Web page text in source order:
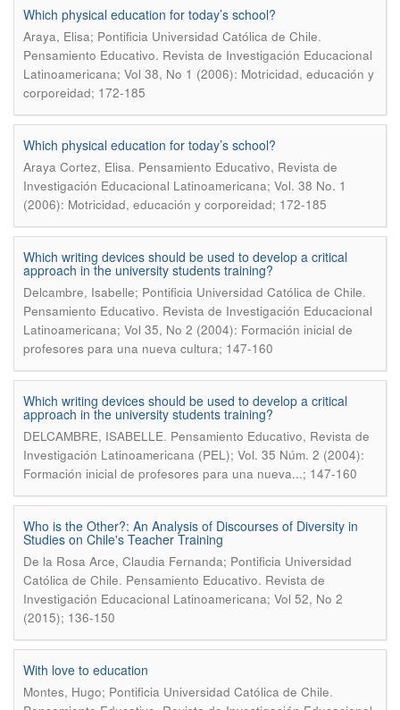
Which physical education for today’s school?
Araya, Elisa; Pontificia Universidad Católica de Chile.
Pensamiento Educativo. Revista de Investigación Educacional
Latinoamericana; Vol 38, No 1 (2006): Motricidad, educación y
corporeidad; 172-185
Which physical education for today’s school?
Araya Cortez, Elisa. Pensamiento Educativo, Revista de
Investigación Educacional Latinoamericana; Vol. 38 No. 1
(2006): Motricidad, educación y corporeidad; 172-185
Which writing devices should be used to develop a critical
approach in the university students training?
Delcambre, Isabelle; Pontificia Universidad Católica de Chile.
Pensamiento Educativo. Revista de Investigación Educacional
Latinoamericana; Vol 35, No 2 (2004): Formación inicial de
profesores para una nueva cultura; 147-160
Which writing devices should be used to develop a critical
approach in the university students training?
DELCAMBRE, ISABELLE. Pensamiento Educativo, Revista de
Investigación Latinoamericana (PEL); Vol. 35 Núm. 2 (2004):
Formación inicial de profesores para una nueva...; 147-160
Who is the Other?: An Analysis of Discourses of Diversity in
Studies on Chile's Teacher Training
De la Rosa Arce, Claudia Fernanda; Pontificia Universidad
Católica de Chile. Pensamiento Educativo. Revista de
Investigación Educacional Latinoamericana; Vol 52, No 2
(2015); 136-150
With love to education
Montes, Hugo; Pontificia Universidad Católica de Chile.